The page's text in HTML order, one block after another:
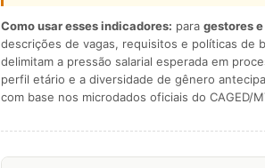
Como usar esses indicadores: para gestores
descrições de vagas, requisitos e políticas de
delimitam a pressão salarial esperada em
perfil etário e a diversidade de gênero
com base nos microdados oficiais do CAGED/